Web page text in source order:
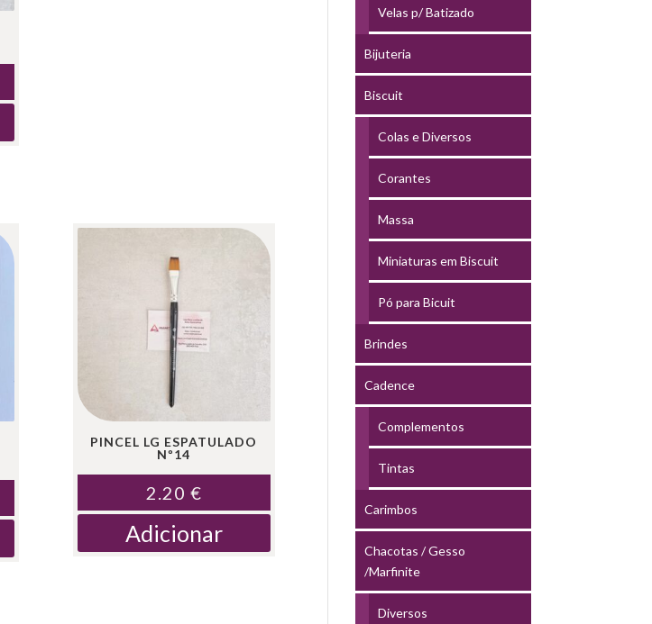
PINCEL LG ESPATULADO
Nº14
2.20 €
Adicionar
Velas p/ Batizado
Bijuteria
Biscuit
Colas e Diversos
Corantes
Massa
Miniaturas em Biscuit
Pó para Bicuit
Brindes
Cadence
Complementos
Tintas
Carimbos
Chacotas / Gesso
/Marfinite
Diversos